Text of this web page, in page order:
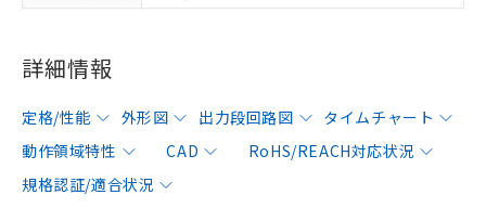
詳細情報
定格/性能 外形図 出力段回路図
タイムチャート
動作領域特性
CAD
RoHS/REACH対応状況
規格認証/適合状況